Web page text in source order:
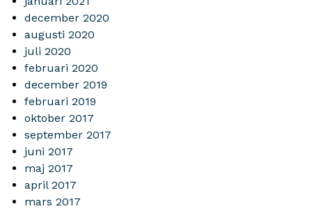
december 2020
augusti 2020
juli 2020
februari 2020
december 2019
februari 2019
oktober 2017
september 2017
juni 2017
maj 2017
april 2017
mars 2017